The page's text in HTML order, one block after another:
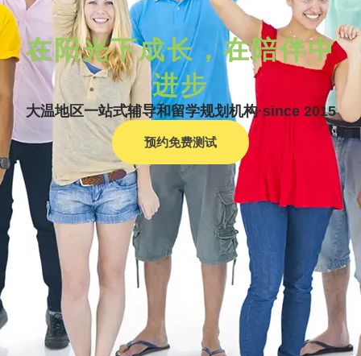
在阳光下成长，在陪伴中
进步
大温地区一站式辅导和留学规划机构·since 2015
预约免费测试